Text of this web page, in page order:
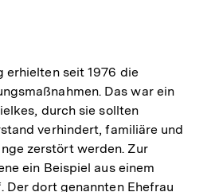
erhielten seit 1976 die
Das war ein
durch sie sollten
verhindert, familiäre und
zerstört werden. Zur
ein Beispiel aus einem
Der dort genannten Ehefrau